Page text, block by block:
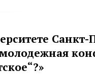
Санкт-
молодежная